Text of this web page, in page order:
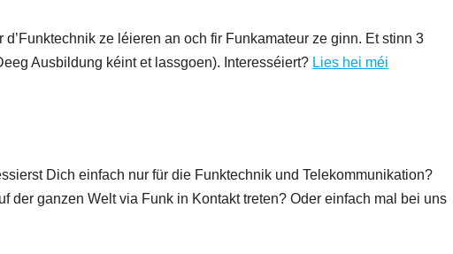
ze léieren an och fir Funkamateur ze ginn. Et stinn 3
Ausbildung kéint et lassgoen). Interesséiert? Lies hei méi
Dich einfach nur für die Funktechnik und Telekommunikation?
der ganzen Welt via Funk in Kontakt treten? Oder einfach mal bei uns